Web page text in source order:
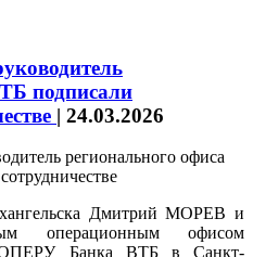
подписали
| 24.03.2026
Дмитрий МОРЕВ и
операционным офисом
ОПЕРУ Банка ВТБ в Санкт-